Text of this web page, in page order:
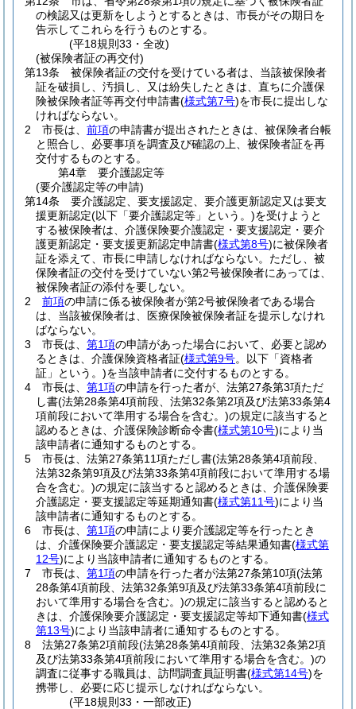
の検認又は更新をしようとするときは、市長がその期日を
告示してこれらを行うものとする。
(平18規則33・全改)
(被保険者証の再交付)
第13条
被保険者証の交付を受けている者は、当該被保険者
証を破損し、汚損し、又は紛失したときは、直ちに介護保
険被保険者証等再交付申請書(様式第7号)を市長に提出しな
ければならない。
2
市長は、 前項の申請書が提出されたときは、被保険者台帳
と照合し、必要事項を調査及び確認の上、被保険者証を再
交付するものとする。
第4章
要介護認定等
(要介護認定等の申請)
第14条
要介護認定、要支援認定、要介護更新認定又は要支
援更新認定(以下「要介護認定等」という。)を受けようと
する被保険者は、介護保険要介護認定・要支援認定・要介
護更新認定・要支援更新認定申請書(様式第8号)に被保険者
証を添えて、市長に申請しなければならない。 ただし、被
保険者証の交付を受けていない第2号被保険者にあっては、
被保険者証の添付を要しない。
2
前項の申請に係る被保険者が第2号被保険者である場合
は、当該被保険者は、医療保険被保険者証を提示しなけれ
ばならない。
3
市長は、 第1項の申請があった場合において、必要と認め
るときは、介護保険資格者証(様式第9号。以下「資格者
証」という。)を当該申請者に交付するものとする。
4
市長は、 第1項の申請を行った者が、法第27条第3項ただ
し書(法第28条第4項前段、法第32条第2項及び法第33条第4
項前段において準用する場合を含む。)の規定に該当すると
認めるときは、介護保険診断命令書(様式第10号)により当
該申請者に通知するものとする。
5
市長は、法第27条第11項ただし書(法第28条第4項前段、
法第32条第9項及び法第33条第4項前段において準用する場
合を含む。)の規定に該当すると認めるときは、介護保険要
介護認定・要支援認定等延期通知書(様式第11号)により当
該申請者に通知するものとする。
6
市長は、 第1項の申請により要介護認定等を行ったとき
は、介護保険要介護認定・要支援認定等結果通知書(様式第
12号)により当該申請者に通知するものとする。
7
市長は、 第1項の申請を行った者が法第27条第10項(法第
28条第4項前段、法第32条第9項及び法第33条第4項前段に
おいて準用する場合を含む。)の規定に該当すると認めると
きは、介護保険要介護認定・要支援認定等却下通知書(様式
第13号)により当該申請者に通知するものとする。
8
法第27条第2項前段(法第28条第4項前段、法第32条第2項
及び法第33条第4項前段において準用する場合を含む。)の
調査に従事する職員は、訪問調査員証明書(様式第14号)を
携帯し、必要に応じ提示しなければならない。
(平18規則33・一部改正)